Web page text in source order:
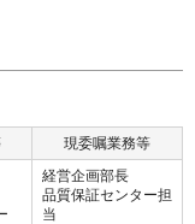
現委嘱業務等
経営企画部長
品質保証センター担
当